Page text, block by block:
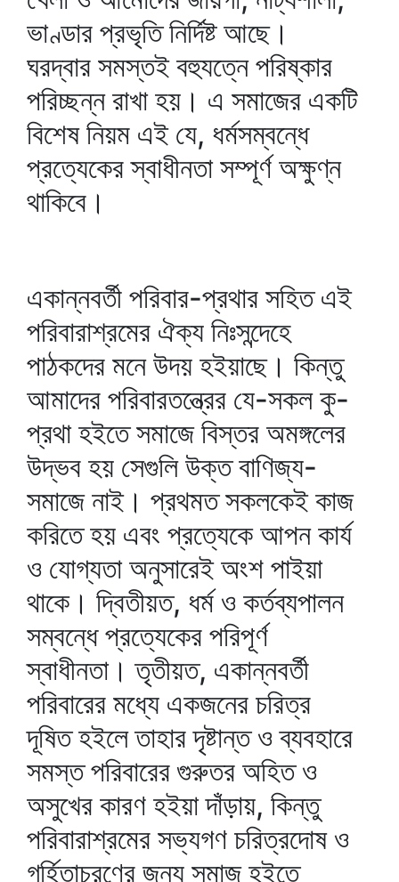
ভাণ্ডার প্রভৃতি নির্দিষ্ট আছে।
ঘরদ্বার সমস্তই বহুযত্নে পরিষ্কার
পরিচ্ছন্ন রাখা হয়। এ সমাজের একটি
বিশেষ নিয়ম এই যে, ধর্মসম্বন্ধে
প্রত্যেকের স্বাধীনতা সম্পূর্ণ অক্ষুণ্ন
থাকিবে।
একান্নবর্তী পরিবার-প্রথার সহিত এই
পরিবারাশ্রমের ঐক্য নিঃসন্দেহে
পাঠকদের মনে উদয় হইয়াছে। কিন্তু
আমাদের পরিবারতন্ত্রের যে-সকল কু-
প্রথা হইতে সমাজে বিস্তর অমঙ্গলের
উদ্ভব হয় সেগুলি উক্ত বাণিজ্য-
সমাজে নাই। প্রথমত সকলকেই কাজ
করিতে হয় এবং প্রত্যেকে আপন কার্য
ও যোগ্যতা অনুসারেই অংশ পাইয়া
থাকে। দ্বিতীয়ত, ধর্ম ও কর্তব্যপালন
সম্বন্ধে প্রত্যেকের পরিপূর্ণ
স্বাধীনতা। তৃতীয়ত, একান্নবর্তী
পরিবারের মধ্যে একজনের চরিত্র
দূষিত হইলে তাহার দৃষ্টান্ত ও ব্যবহারে
সমস্ত পরিবারের গুরুতর অহিত ও
অসুখের কারণ হইয়া দাঁড়ায়, কিন্তু
পরিবারাশ্রমের সভ্যগণ চরিত্রদোষ ও
গর্হিতাচরণের জন্য সমাজ হইতে